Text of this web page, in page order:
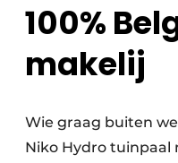
100%
makelij
Wie graag buiten
Niko Hydro tuinpaal